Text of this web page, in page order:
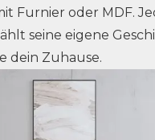
Furnier oder MDF.
seine eigene
dein Zuhause.